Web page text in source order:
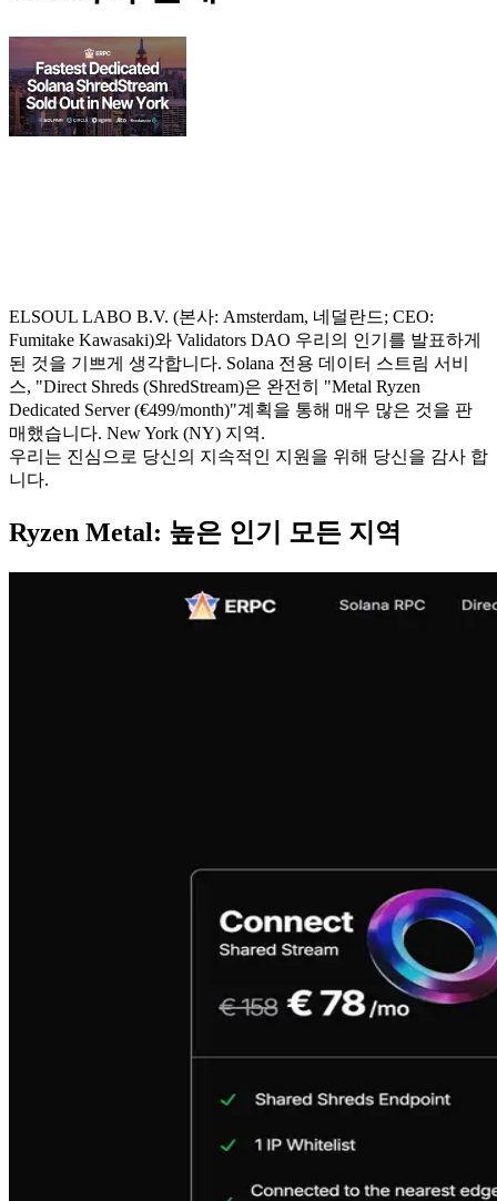
ELSOUL LABO B.V. (본사: Amsterdam, 네덜란드; CEO:
Fumitake Kawasaki)와 Validators DAO 우리의 인기를 발표하게
된 것을 기쁘게 생각합니다. Solana 전용 데이터 스트림 서비
스, "Direct Shreds (ShredStream)은 완전히 "Metal Ryzen
Dedicated Server (€499/month)"계획을 통해 매우 많은 것을 판
매했습니다. New York (NY) 지역.
우리는 진심으로 당신의 지속적인 지원을 위해 당신을 감사 합
니다.
Ryzen Metal: 높은 인기 모든 지역